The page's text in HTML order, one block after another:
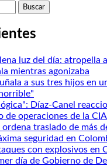
luz del día: atropella
mientras agonizaba
a sus tres hijos en
Díaz-Canel
de operaciones de la
ordena traslado de más
seguridad en
con explosivos en
día de Gobierno de